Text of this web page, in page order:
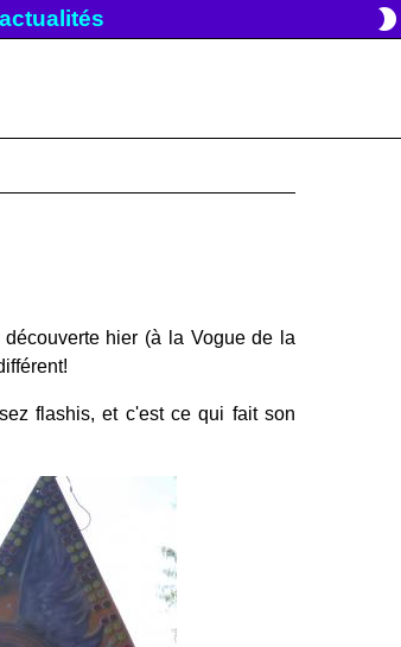
brightness_2
hier (à la Vogue de la
flashis, et c'est ce qui fait son